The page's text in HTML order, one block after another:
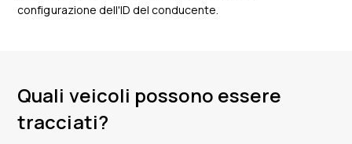
configurazione dell'ID del conducente.
Quali veicoli possono essere
tracciati?